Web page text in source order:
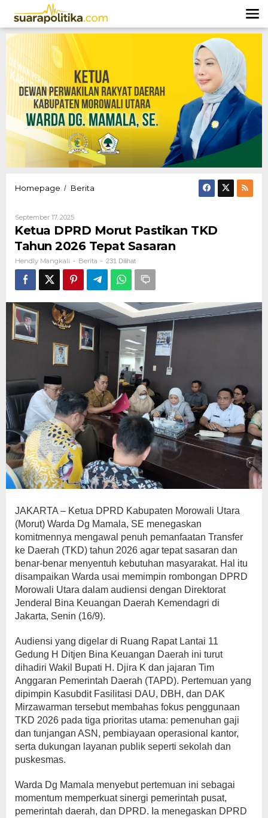
konten
Homepage / Berita
TKD
Tahun
2026
Tepat
Sasaran
September 17, 2025Oleh
Hendly
Mangkali
Ketua DPRD Morut Pastikan TKD
Tahun 2026 Tepat Sasaran
Hendly Mangkali - Berita - 231 Dilihat
JAKARTA – Ketua DPRD Kabupaten Morowali Utara
(Morut) Warda Dg Mamala, SE menegaskan
komitmennya mengawal penuh pemanfaatan Transfer
ke Daerah (TKD) tahun 2026 agar tepat sasaran dan
benar-benar menyentuh kebutuhan masyarakat. Hal itu
disampaikan Warda usai memimpin rombongan DPRD
Morowali Utara dalam audiensi dengan Direktorat
Jenderal Bina Keuangan Daerah Kemendagri di
Jakarta, Senin (16/9).
Audiensi yang digelar di Ruang Rapat Lantai 11
Gedung H Ditjen Bina Keuangan Daerah ini turut
dihadiri Wakil Bupati H. Djira K dan jajaran Tim
Anggaran Pemerintah Daerah (TAPD). Pertemuan yang
dipimpin Kasubdit Fasilitasi DAU, DBH, dan DAK
Mirzawarman tersebut membahas fokus penggunaan
TKD 2026 pada tiga prioritas utama: pemenuhan gaji
dan tunjangan ASN, pembiayaan operasional kantor,
serta dukungan layanan publik seperti sekolah dan
puskesmas.
Warda Dg Mamala menyebut pertemuan ini sebagai
momentum memperkuat sinergi pemerintah pusat,
pemerintah daerah, dan DPRD. Ia menegaskan DPRD